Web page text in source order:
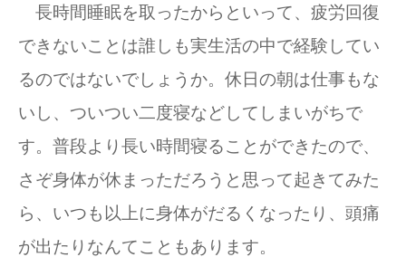
長時間睡眠を取ったからといって、疲労回復
できないことは誰しも実生活の中で経験してい
るのではないでしょうか。休日の朝は仕事もな
いし、ついつい二度寝などしてしまいがちで
す。普段より長い時間寝ることができたので、
さぞ身体が休まっただろうと思って起きてみた
ら、いつも以上に身体がだるくなったり、頭痛
が出たりなんてこともあります。